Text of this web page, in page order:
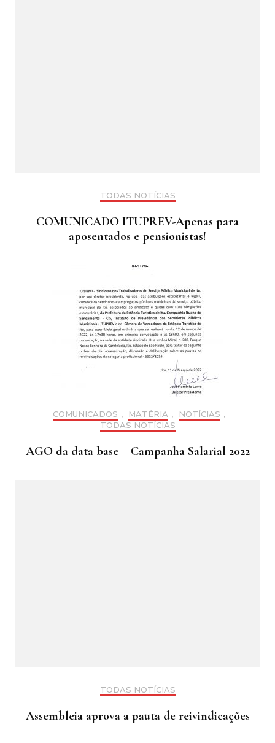
TODAS NOTÍCIAS
COMUNICADO ITUPREV-Apenas para
aposentados e pensionistas!
COMUNICADOS , MATÉRIA , NOTÍCIAS ,
TODAS NOTÍCIAS
AGO da data base – Campanha Salarial 2022
TODAS NOTÍCIAS
Assembleia aprova a pauta de reivindicações